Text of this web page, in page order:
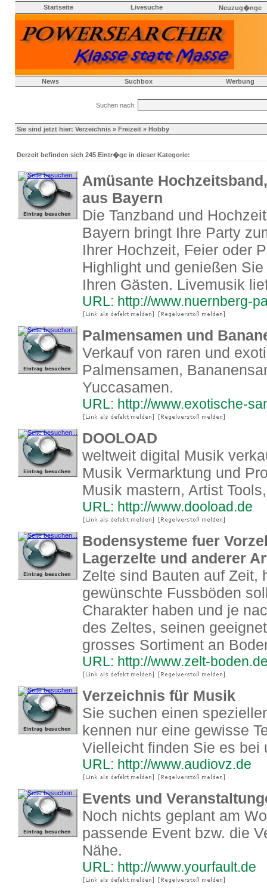
Startseite Livesuche Neuzug�nge
News Suchbox Werbung
Suchen nach:
Sie sind jetzt hier: Verzeichnis » Freizeit » Hobby
Derzeit befinden sich 245 Eintr�ge in dieser Kategorie:
Amüsante
aus Bayern
Die Tanzband und
Bayern bringt Ihre Party
Ihrer Hochzeit, Feier oder
Highlight und genießen
Ihren Gästen. Livemusik
URL: http://www.nuernberg-
Palmensamen und
Verkauf von raren und
Palmensamen,
Yuccasamen.
URL: http://www.exotische-
DOOLOAD
weltweit digital Musik
Musik Vermarktung und
Musik mastern, Artist
URL: http://www.dooload.de
Bodensysteme fuer
Lagerzelte und anderer
Zelte sind Bauten auf Zeit,
gewünschte Fussböden
Charakter haben und je
des Zeltes, seinen
grosses Sortiment an
URL: http://www.zelt-
Verzeichnis für Musik
Sie suchen einen
kennen nur eine gewisse
Vielleicht finden Sie es bei
URL: http://www.audiovz.de
Events und
Noch nichts geplant am
passende Event bzw. die
Nähe.
URL: http://www.yourfault.de